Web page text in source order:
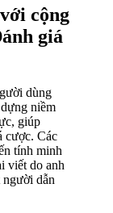
cộng
giá
dùng
niềm
giúp
cược. Các
tính minh
viết do anh
người dẫn